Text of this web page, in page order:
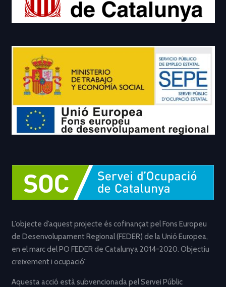
L’objecte d’aquest projecte és cofinançat pel Fons Europeu
de Desenvolupament Regional (FEDER) de la Unió Europea,
en el marc del PO FEDER de Catalunya 2014-2020. Objectiu
creixement i ocupació”
Aquesta acció està subvencionada pel Servei Públic